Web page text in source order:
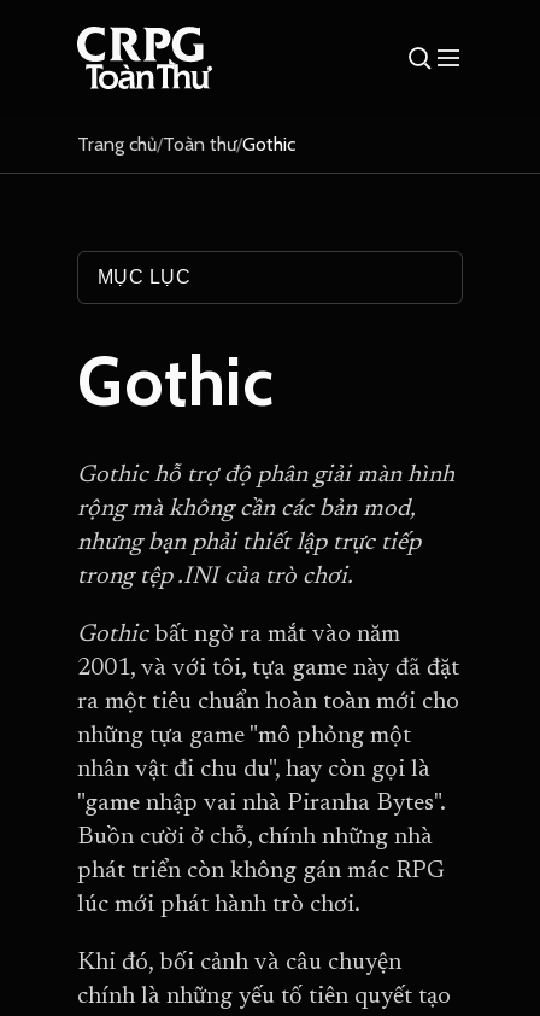
Trang chủ/Toàn thư/Gothic
MỤC LỤC
Gothic
Gothic hỗ trợ độ phân giải màn hình
rộng mà không cần các bản mod,
nhưng bạn phải thiết lập trực tiếp
trong tệp .INI của trò chơi.
Gothic bất ngờ ra mắt vào năm
2001, và với tôi, tựa game này đã đặt
ra một tiêu chuẩn hoàn toàn mới cho
những tựa game "mô phỏng một
nhân vật đi chu du", hay còn gọi là
"game nhập vai nhà Piranha Bytes".
Buồn cười ở chỗ, chính những nhà
phát triển còn không gán mác RPG
lúc mới phát hành trò chơi.
Khi đó, bối cảnh và câu chuyện
chính là những yếu tố tiên quyết tạo